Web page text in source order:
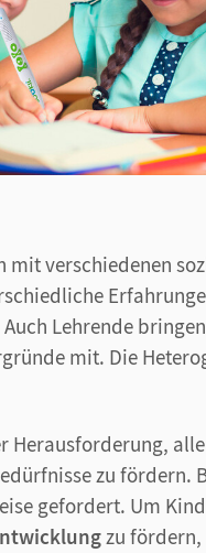
mit verschiedenen
Lehrende
mit. Die
Herausforderung,
zu fördern.
gefordert. Um
zu fördern,